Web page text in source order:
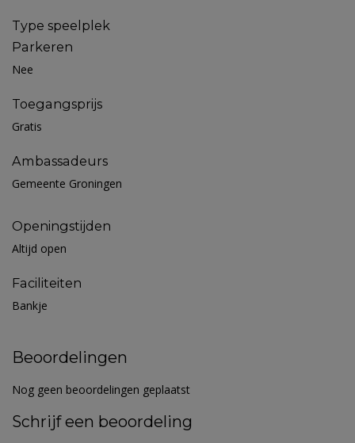
Type speelplek
Parkeren
Nee
Toegangsprijs
Gratis
Ambassadeurs
Gemeente Groningen
Openingstijden
Altijd open
Faciliteiten
Bankje
Beoordelingen
Nog geen beoordelingen geplaatst
Schrijf een beoordeling